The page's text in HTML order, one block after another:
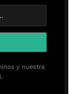
y nuestra